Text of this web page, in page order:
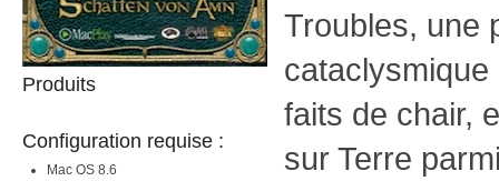
Produits
Configuration requise :
Mac OS 8.6
Troubles, une
faits de chair,
sur Terre